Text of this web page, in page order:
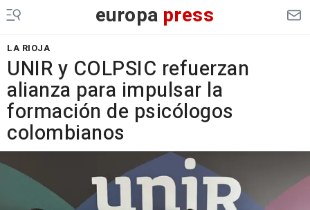
europa press
LA RIOJA
UNIR y COLPSIC refuerzan
alianza para impulsar la
formación de psicólogos
colombianos